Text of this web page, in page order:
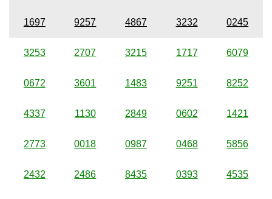
1697 9257 4867 3232 0245
3253 2707 3215 1717 6079
0672 3601 1483 9251 8252
4337 1130 2849 0602 1421
2773 0018 0987 0468 5856
2432 2486 8435 0393 4535